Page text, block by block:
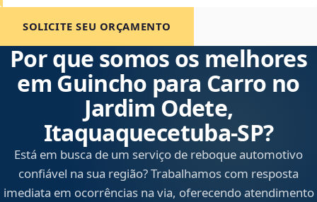
SOLICITE SEU ORÇAMENTO
Por que somos os melhores
em Guincho para Carro no
Jardim Odete,
Itaquaquecetuba‑SP?
Está em busca de um serviço de reboque automotivo
confiável na sua região? Trabalhamos com resposta
imediata em ocorrências na via, oferecendo atendimento